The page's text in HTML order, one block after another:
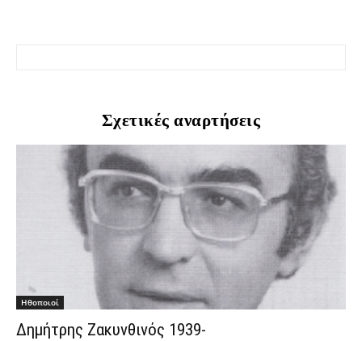
Σχετικές αναρτήσεις
Hθοποιοί
Δημήτρης Ζακυνθινός 1939-